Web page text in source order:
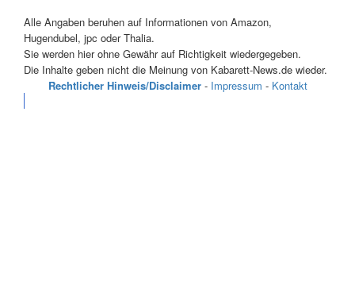
Alle Angaben beruhen auf Informationen von Amazon,
Hugendubel, jpc oder Thalia.
Sie werden hier ohne Gewähr auf Richtigkeit wiedergegeben.
Die Inhalte geben nicht die Meinung von Kabarett-News.de wieder.
Rechtlicher Hinweis/Disclaimer- Impressum - Kontakt